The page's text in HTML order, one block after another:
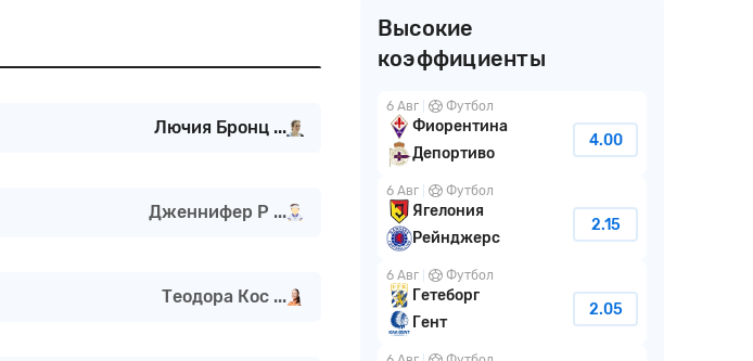
Лючия Бронц ...
Дженнифер Р ...
Теодора Кос ...
Высокие
коэффициенты
6 Авг Футбол
Фиорентина
Депортиво
4.00
6 Авг Футбол
Ягелония
Рейнджерс
2.15
6 Авг Футбол
Гетеборг
Гент
2.05